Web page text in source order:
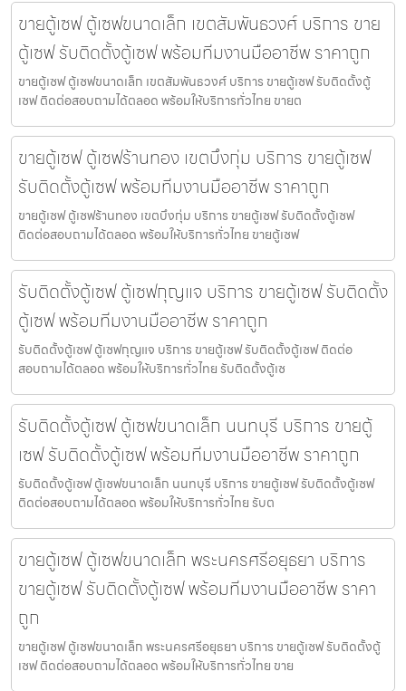
ขายตู้เซฟ ตู้เซฟขนาดเล็ก เขตสัมพันธวงศ์ บริการ ขาย
ตู้เซฟ รับติดตั้งตู้เซฟ พร้อมทีมงานมืออาชีพ ราคาถูก
ขายตู้เซฟ ตู้เซฟขนาดเล็ก เขตสัมพันธวงศ์ บริการ ขายตู้เซฟ รับติดตั้งตู้
เซฟ ติดต่อสอบถามได้ตลอด พร้อมให้บริการทั่วไทย ขายต
ขายตู้เซฟ ตู้เซฟร้านทอง เขตบึงกุ่ม บริการ ขายตู้เซฟ
รับติดตั้งตู้เซฟ พร้อมทีมงานมืออาชีพ ราคาถูก
ขายตู้เซฟ ตู้เซฟร้านทอง เขตบึงกุ่ม บริการ ขายตู้เซฟ รับติดตั้งตู้เซฟ
ติดต่อสอบถามได้ตลอด พร้อมให้บริการทั่วไทย ขายตู้เซฟ
รับติดตั้งตู้เซฟ ตู้เซฟกุญแจ บริการ ขายตู้เซฟ รับติดตั้ง
ตู้เซฟ พร้อมทีมงานมืออาชีพ ราคาถูก
รับติดตั้งตู้เซฟ ตู้เซฟกุญแจ บริการ ขายตู้เซฟ รับติดตั้งตู้เซฟ ติดต่อ
สอบถามได้ตลอด พร้อมให้บริการทั่วไทย รับติดตั้งตู้เซ
รับติดตั้งตู้เซฟ ตู้เซฟขนาดเล็ก นนทบุรี บริการ ขายตู้
เซฟ รับติดตั้งตู้เซฟ พร้อมทีมงานมืออาชีพ ราคาถูก
รับติดตั้งตู้เซฟ ตู้เซฟขนาดเล็ก นนทบุรี บริการ ขายตู้เซฟ รับติดตั้งตู้เซฟ
ติดต่อสอบถามได้ตลอด พร้อมให้บริการทั่วไทย รับต
ขายตู้เซฟ ตู้เซฟขนาดเล็ก พระนครศรีอยุธยา บริการ
ขายตู้เซฟ รับติดตั้งตู้เซฟ พร้อมทีมงานมืออาชีพ ราคา
ถูก
ขายตู้เซฟ ตู้เซฟขนาดเล็ก พระนครศรีอยุธยา บริการ ขายตู้เซฟ รับติดตั้งตู้
เซฟ ติดต่อสอบถามได้ตลอด พร้อมให้บริการทั่วไทย ขาย